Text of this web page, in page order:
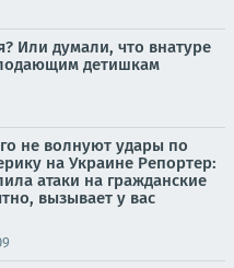
Или думали, что внатуре
детишкам
не волнуют удары по
на Украине Репортер:
атаки на гражданские
вызывает у вас